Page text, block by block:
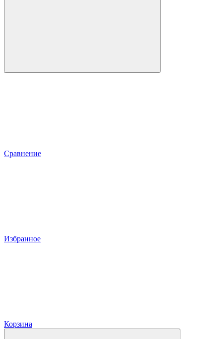
Сравнение
Избранное
Корзина